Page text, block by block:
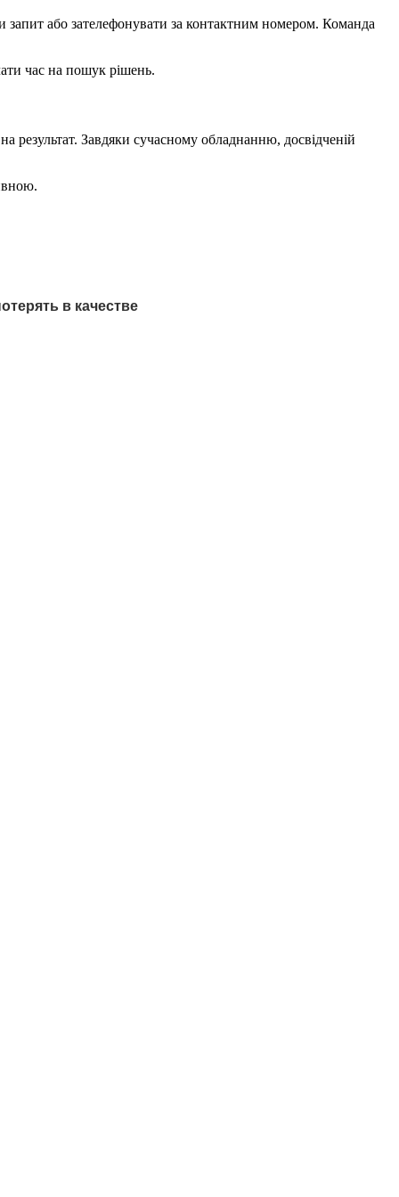
запит або зателефонувати за контактним номером. Команда
час на пошук рішень.
результат. Завдяки сучасному обладнанню, досвідченій
в качестве